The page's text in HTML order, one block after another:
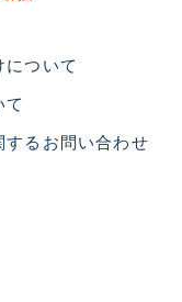
について
て
するお問い合わせ